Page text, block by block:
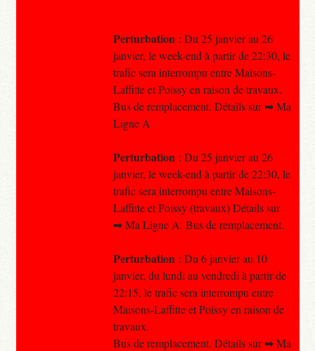
Perturbation : Du 25 janvier au 26
janvier, le week-end à partir de 22:30, le
trafic sera interrompu entre Maisons-
Laffitte et Poissy en raison de travaux.
Bus de remplacement. Détails sur ➡ Ma
Ligne A
Perturbation : Du 25 janvier au 26
janvier, le week-end à partir de 22:30, le
trafic sera interrompu entre Maisons-
Laffitte et Poissy (travaux) Détails sur
➡ Ma Ligne A. Bus de remplacement.
Perturbation : Du 6 janvier au 10
janvier, du lundi au vendredi à partir de
22:15, le trafic sera interrompu entre
Maisons-Laffitte et Poissy en raison de
travaux.
Bus de remplacement. Détails sur ➡ Ma